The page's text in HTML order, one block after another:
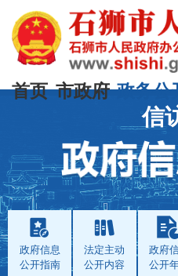
首页 市政府 政务公
信
政府信息
公开指南
法定主动
公开内容
政府
公开